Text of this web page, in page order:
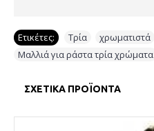
Ετικέτες: Τρία χρωματιστά
Μαλλιά για ράστα τρία χρώματα
ΣΧΕΤΙΚΆ ΠΡΟΪΌΝΤΑ